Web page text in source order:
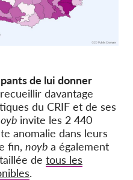
de lui donner
davantage
du CRIF et de ses
invite les 2 440
anomalie dans leurs
fin, noyb a également
de tous les
.